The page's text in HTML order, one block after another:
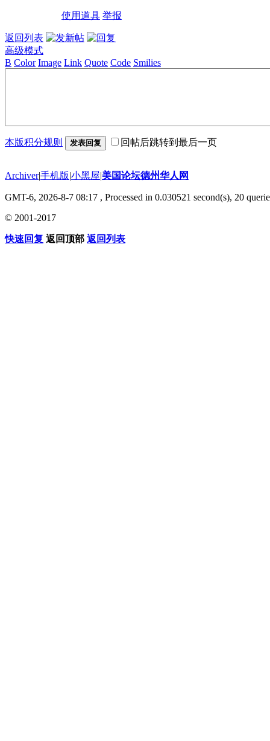
使用道具 举报
返回列表
高级模式
B Color Image Link Quote Code Smilies
本版积分规则 发表回复 回帖后跳转到最后一页
Archiver|手机版|小黑屋|美国论坛德州华人网
GMT-6, 2026-8-7 08:17 , Processed in 0.030521 second(s), 20
© 2001-2017
快速回复 返回顶部 返回列表